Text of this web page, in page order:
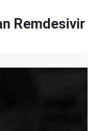
Remdesivir